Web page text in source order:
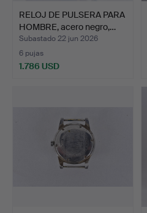
RELOJ DE PULSERA PARA
HOMBRE, acero negro,…
Subastado 22 jun 2026
6 pujas
1.786 USD